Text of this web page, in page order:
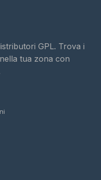
GPL. Trova i
tua zona con